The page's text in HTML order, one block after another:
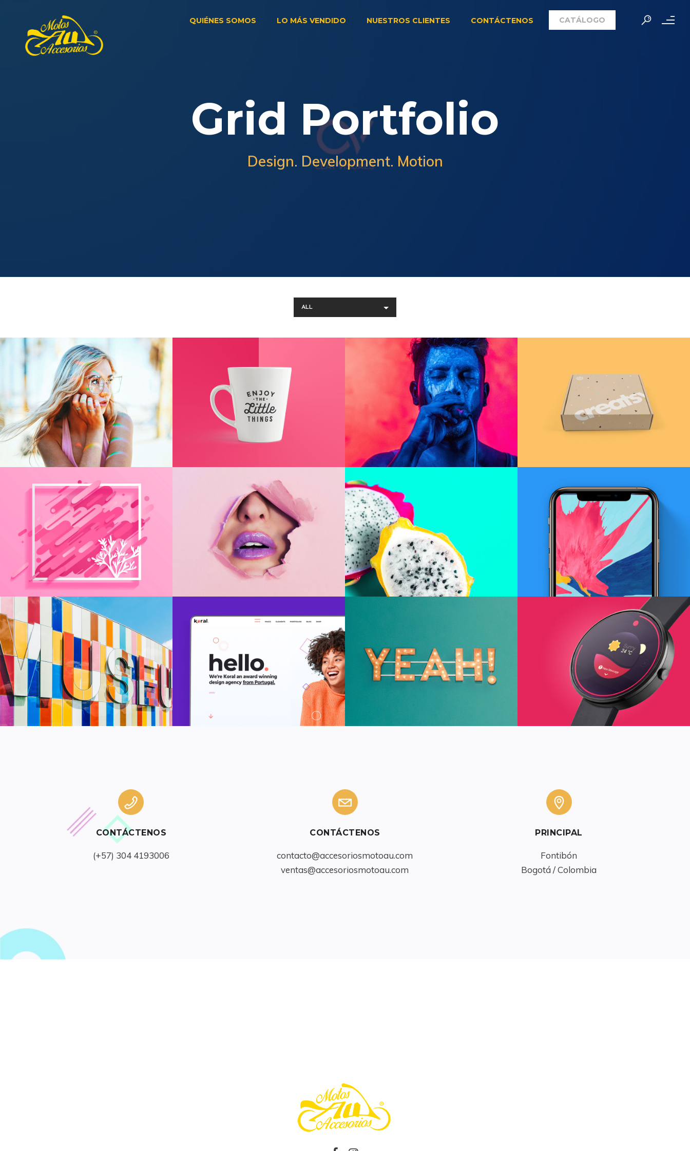
QUIÉNES SOMOS LO MÁS VENDIDO NUESTROS CLIENTES CONTÁCTENOS CATÁLOGO
Grid Portfolio
Design. Development. Motion
ALL
Coral
Branding
Pretty In Pink
Photography
Dragon Fruit
Beautiful & Tasty
iPhone X Wallpaper
Mockup / Photoshop
Museum
Colors
Welcome Page
WordPress Theme
Yeah!
Photography
Modern iWatch
Branding
CONTÁCTENOS
(+57) 304 4193006
CONTÁCTENOS
contacto@accesoriosmotoau.com
ventas@accesoriosmotoau.com
PRINCIPAL
Fontibón
Bogotá / Colombia